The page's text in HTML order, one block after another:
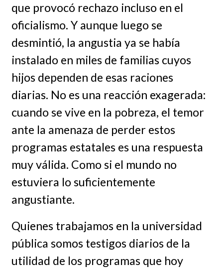
que provocó rechazo incluso en el
oficialismo. Y aunque luego se
desmintió, la angustia ya se había
instalado en miles de familias cuyos
hijos dependen de esas raciones
diarias. No es una reacción exagerada:
cuando se vive en la pobreza, el temor
ante la amenaza de perder estos
programas estatales es una respuesta
muy válida. Como si el mundo no
estuviera lo suficientemente
angustiante.
Quienes trabajamos en la universidad
pública somos testigos diarios de la
utilidad de los programas que hoy